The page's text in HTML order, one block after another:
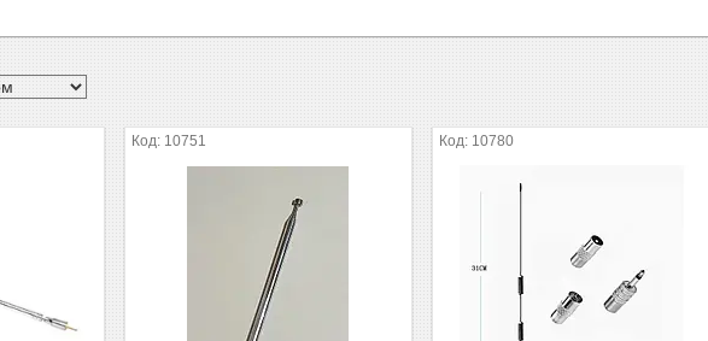
10751 10780